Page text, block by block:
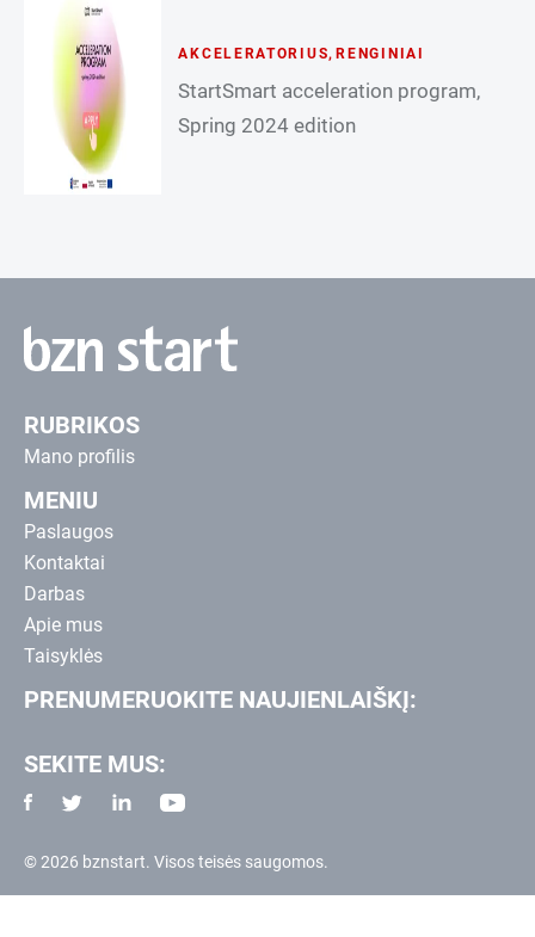
AKCELERATORIUS, RENGINIAI
StartSmart acceleration program,
Spring 2024 edition
RUBRIKOS
Mano profilis
MENIU
Paslaugos
Kontaktai
Darbas
Apie mus
Taisyklės
PRENUMERUOKITE NAUJIENLAIŠKĮ:
SEKITE MUS:
© 2026 bznstart. Visos teisės saugomos.